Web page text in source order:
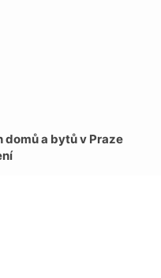
a bytů v Praze